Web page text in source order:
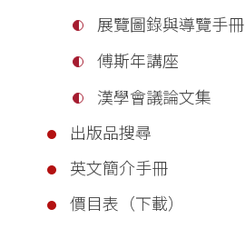
展覽圖錄與導覽手冊
傅斯年講座
漢學會議論文集
出版品搜尋
英文簡介手冊
價目表（下載）